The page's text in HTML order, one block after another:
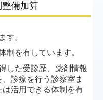
備加算
す。
制を有しています。
した受診歴、薬剤情報
診療を行う診察室ま
活用できる体制を有